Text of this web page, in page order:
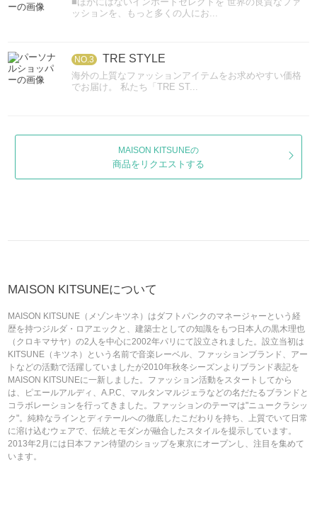
ッションを、もっと多くの人にお...
NO.3 TRE STYLE
海外の上質なファッションアイテムをお求めやすい価格
でお届け。 私たち「TRE ST...
MAISON KITSUNEの
商品をリクエストする
MAISON KITSUNEについて
MAISON KITSUNE（メゾンキツネ）はダフトパンクのマネージャーという経
歴を持つジルダ・ロアエックと、建築士としての知識をもつ日本人の黒木理也
（クロキマサヤ）の2人を中心に2002年パリにて設立されました。設立当初は
KITSUNE（キツネ）という名前で音楽レーベル、ファッションブランド、アー
トなどの活動で活躍していましたが2010年秋冬シーズンよりブランド表記を
MAISON KITSUNEに一新しました。ファッション活動をスタートしてから
は、ピエールアルディ、A.P.C、マルタンマルジェラなどの名だたるブランドと
コラボレーションを行ってきました。ファッションのテーマは"ニュークラシッ
ク"。純粋なラインとディテールへの徹底したこだわりを持ち、上質でいて日常
に溶け込むウェアで、伝統とモダンが融合したスタイルを提示しています。
2013年2月には日本ファン待望のショップを東京にオープンし、注目を集めて
います。